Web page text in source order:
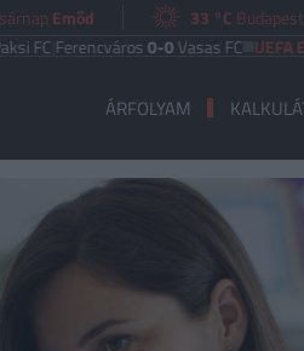
Emőd 33 °C Budapest
|Ferencváros0-0Vasas FC UEFA
ÁRFOLYAM